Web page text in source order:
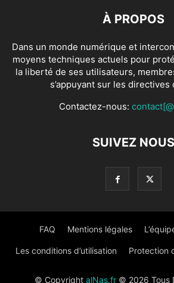
À PROPOS
Dans un monde numérique et
moyens techniques actuels pour
la liberté de ses utilisateurs,
s’appuyant sur les directives
Contactez-nous:
SUIVEZ NOUS
FAQ Mentions légales
Les conditions d’utilisation Protection
© Copyright alNas.fr© 2026 Tous